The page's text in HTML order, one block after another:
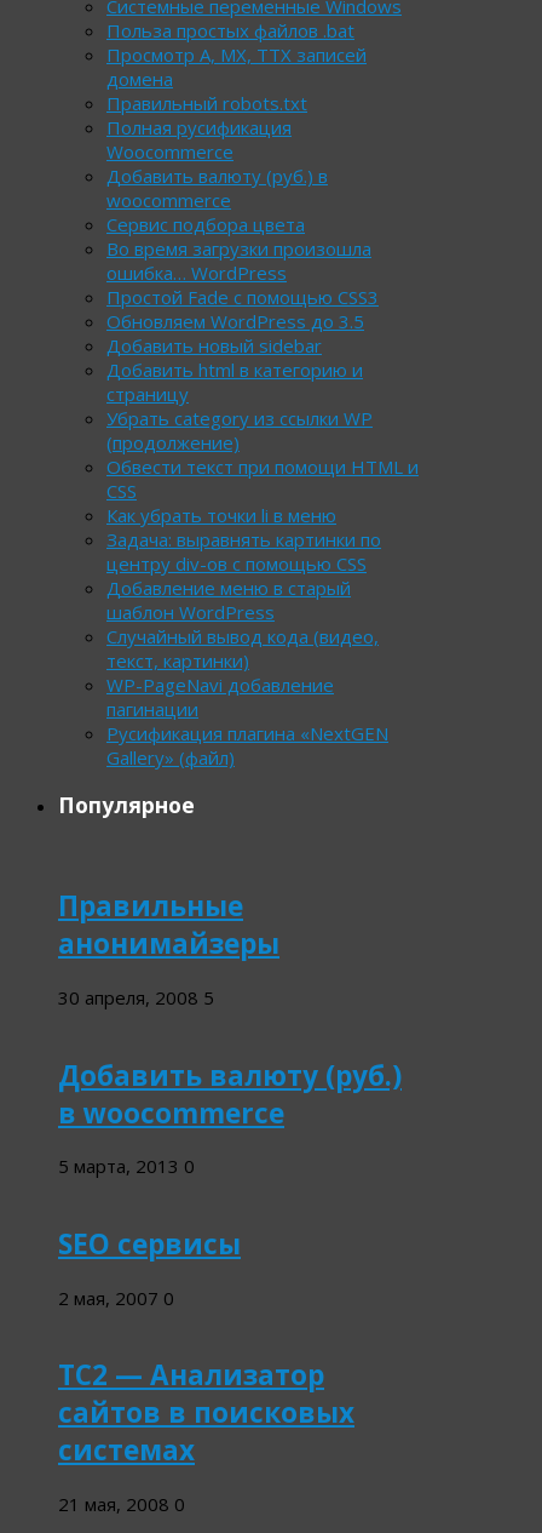
Системные переменные Windows
Польза простых файлов .bat
Просмотр А, МХ, ТТХ записей
домена
Правильный robots.txt
Полная русификация
Woocommerce
Добавить валюту (руб.) в
woocommerce
Сервис подбора цвета
Во время загрузки произошла
ошибка… WordPress
Простой Fade с помощью CSS3
Обновляем WordPress до 3.5
Добавить новый sidebar
Добавить html в категорию и
страницу
Убрать category из ссылки WP
(продолжение)
Обвести текст при помощи HTML и
CSS
Как убрать точки li в меню
Задача: выравнять картинки по
центру div-ов с помощью CSS
Добавление меню в старый
шаблон WordPress
Случайный вывод кода (видео,
текст, картинки)
WP-PageNavi добавление
пагинации
Русификация плагина «NextGEN
Gallery» (файл)
Популярное
Правильные
анонимайзеры
30 апреля, 2008 5
Добавить валюту (руб.)
в woocommerce
5 марта, 2013 0
SEO сервисы
2 мая, 2007 0
TC2 — Анализатор
сайтов в поисковых
системах
21 мая, 2008 0